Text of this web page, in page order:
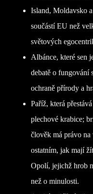
Island, Moldavsko
součástí EU než
světových
Albánce, které sen
debatě o fungování
ochraně přírody a
Paříž, která
plechové krabice;
člověk má právo
ostatním, jak mají
Opolí, jejichž hrob
než o minulosti.